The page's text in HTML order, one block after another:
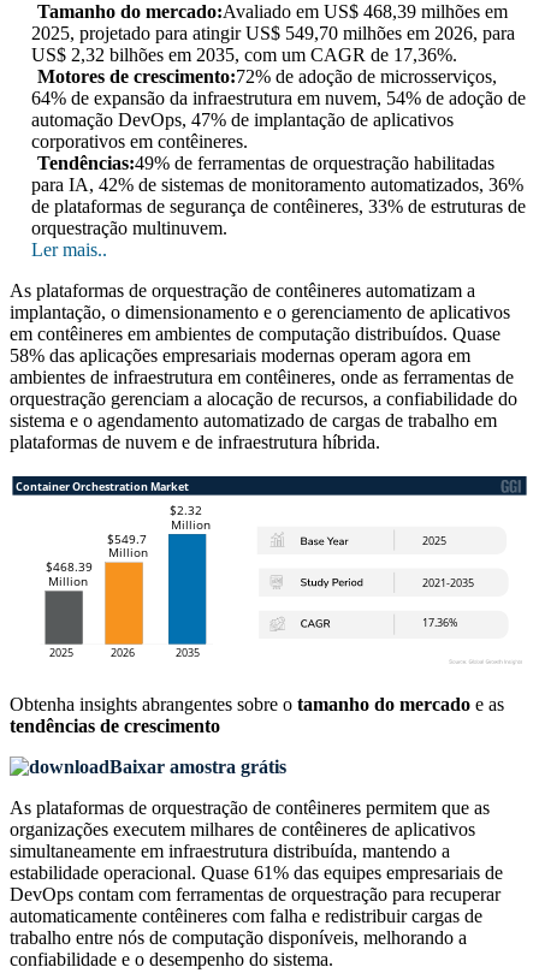
Tamanho do mercado:Avaliado em US$ 468,39 milhões em
2025, projetado para atingir US$ 549,70 milhões em 2026, para
US$ 2,32 bilhões em 2035, com um CAGR de 17,36%.
Motores de crescimento:72% de adoção de microsserviços,
64% de expansão da infraestrutura em nuvem, 54% de adoção de
automação DevOps, 47% de implantação de aplicativos
corporativos em contêineres.
Tendências:49% de ferramentas de orquestração habilitadas
para IA, 42% de sistemas de monitoramento automatizados, 36%
de plataformas de segurança de contêineres, 33% de estruturas de
orquestração multinuvem.
Ler mais..
As plataformas de orquestração de contêineres automatizam a
implantação, o dimensionamento e o gerenciamento de aplicativos
em contêineres em ambientes de computação distribuídos. Quase
58% das aplicações empresariais modernas operam agora em
ambientes de infraestrutura em contêineres, onde as ferramentas de
orquestração gerenciam a alocação de recursos, a confiabilidade do
sistema e o agendamento automatizado de cargas de trabalho em
plataformas de nuvem e de infraestrutura híbrida.
Obtenha insights abrangentes sobre o tamanho do mercado e as
tendências de crescimento
Baixar amostra grátis
As plataformas de orquestração de contêineres permitem que as
organizações executem milhares de contêineres de aplicativos
simultaneamente em infraestrutura distribuída, mantendo a
estabilidade operacional. Quase 61% das equipes empresariais de
DevOps contam com ferramentas de orquestração para recuperar
automaticamente contêineres com falha e redistribuir cargas de
trabalho entre nós de computação disponíveis, melhorando a
confiabilidade e o desempenho do sistema.